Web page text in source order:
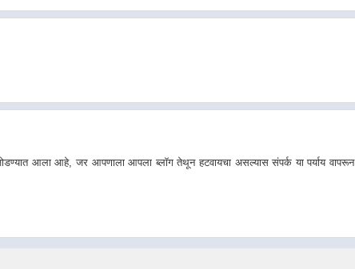
आला आहे, जर आपणाला आपला ब्लॉग तेथून हटवायचा असल्यास संपर्क या पर्याय वापरून